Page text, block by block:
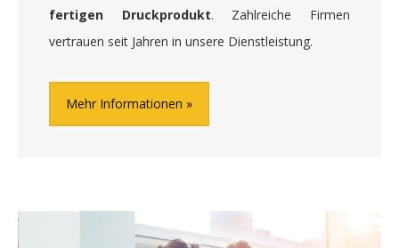
fertigen Druckprodukt. Zahlreiche Firmen
vertrauen seit Jahren in unsere Dienstleistung.
Mehr Informationen